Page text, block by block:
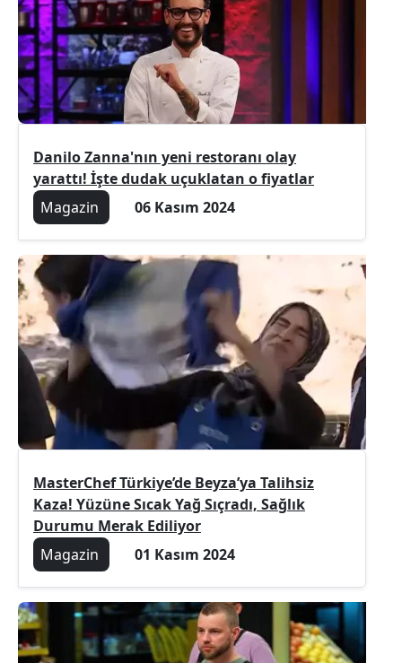
Danilo Zanna'nın yeni restoranı olay
yarattı! İşte dudak uçuklatan o fiyatlar
Magazin
06 Kasım 2024
MasterChef Türkiye’de Beyza’ya Talihsiz
Kaza! Yüzüne Sıcak Yağ Sıçradı, Sağlık
Durumu Merak Ediliyor
Magazin
01 Kasım 2024